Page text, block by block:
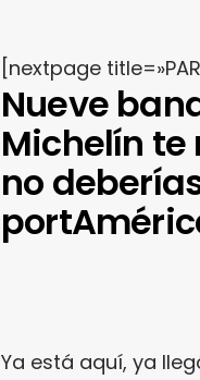
[nextpage
Nueve
Michelín
no
Ya está aquí, ya